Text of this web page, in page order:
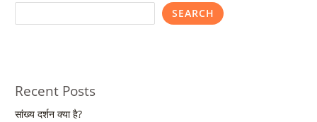
SEARCH
Recent Posts
सांख्य दर्शन क्या है?